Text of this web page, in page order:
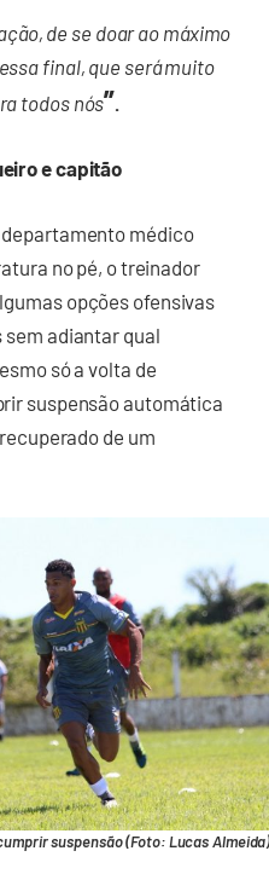
de se doar ao máximo
final, que será muito
todos nós”.
e capitão
médico
no pé, o treinador
opções ofensivas
adiantar qual
só a volta de
suspensão automática
de um
suspensão (Foto: Lucas